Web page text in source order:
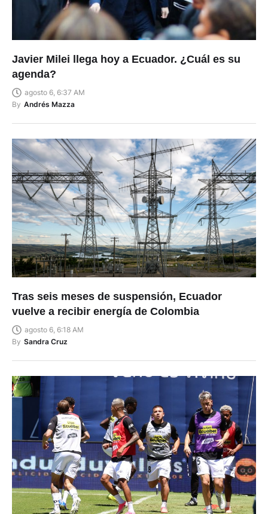
Javier Milei llega hoy a Ecuador. ¿Cuál es su
agenda?
agosto 6, 6:37 AM
By Andrés Mazza
Tras seis meses de suspensión, Ecuador
vuelve a recibir energía de Colombia
agosto 6, 6:18 AM
By Sandra Cruz